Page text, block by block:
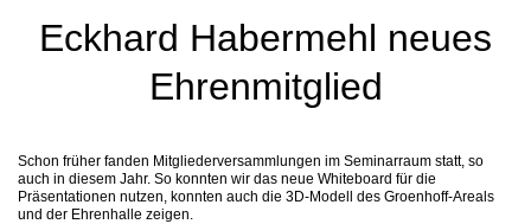
Eckhard Habermehl neues
Ehrenmitglied
Schon früher fanden Mitgliederversammlungen im Seminarraum statt, so
auch in diesem Jahr. So konnten wir das neue Whiteboard für die
Präsentationen nutzen, konnten auch die 3D-Modell des Groenhoff-Areals
und der Ehrenhalle zeigen.